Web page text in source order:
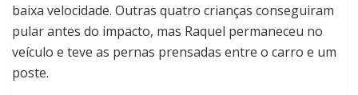
baixa velocidade. Outras quatro crianças conseguiram
pular antes do impacto, mas Raquel permaneceu no
veículo e teve as pernas prensadas entre o carro e um
poste.